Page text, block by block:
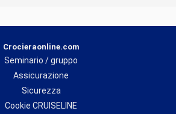
Crocieraonline.com
Seminario / gruppo
Assicurazione
Sicurezza
Cookie CRUISELINE